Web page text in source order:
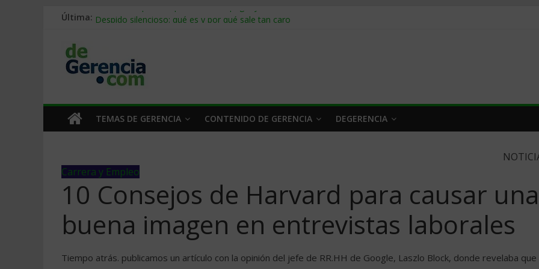
Última: Stablecoins para empresas: cómo pagar y cobrar en 2026
Trabajo forzoso en la cadena de suministro: qué hacer
Mercado hispano de EE. UU.: cómo segmentarlo y venderle
TEMAS DE GERENCIA CONTENIDO DE GERENCIA DEGERENCIA
Carrera y Empleo
10 Consejos de Harvard para causar una
buena imagen en entrevistas laborales
Tiempo atrás. publicamos un artículo con la opinión del jefe de RR.HH de Google, Laszlo Block, donde revelaba que